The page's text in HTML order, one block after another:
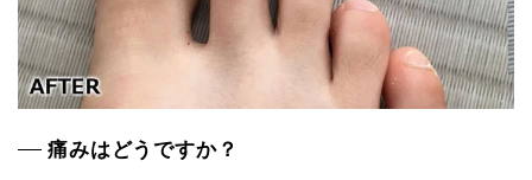
痛みはどうですか？